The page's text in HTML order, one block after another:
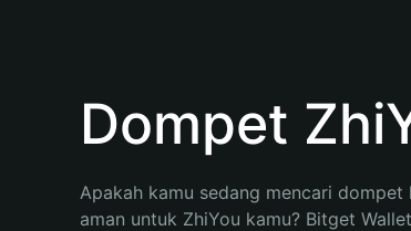
Bahasa Indonesia
Dompet
Apakah kamu sedang mencari
aman untuk ZhiYou kamu? Bitget